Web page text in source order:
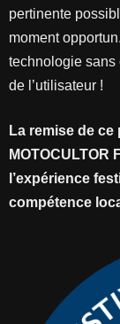
pertinente
moment
technologie sans
de l’utilisateur !
La remise de
MOTOCULTOR
l’expérience
compétence